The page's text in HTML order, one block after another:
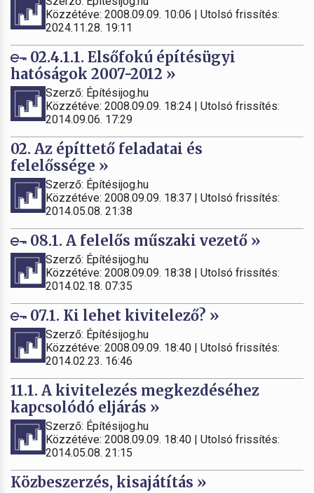
Közzétéve: 2008.09.09. 10:06 | Utolsó frissítés:
2024.11.28. 19:11
02.4.1.1. Elsőfokú építésügyi
hatóságok 2007-2012 »
Szerző: Építésijog.hu
Közzétéve: 2008.09.09. 18:24 | Utolsó frissítés:
2014.09.06. 17:29
02. Az építtető feladatai és
felelőssége »
Szerző: Építésijog.hu
Közzétéve: 2008.09.09. 18:37 | Utolsó frissítés:
2014.05.08. 21:38
08.1. A felelős műszaki vezető »
Szerző: Építésijog.hu
Közzétéve: 2008.09.09. 18:38 | Utolsó frissítés:
2014.02.18. 07:35
07.1. Ki lehet kivitelező? »
Szerző: Építésijog.hu
Közzétéve: 2008.09.09. 18:40 | Utolsó frissítés:
2014.02.23. 16:46
11.1. A kivitelezés megkezdéséhez
kapcsolódó eljárás »
Szerző: Építésijog.hu
Közzétéve: 2008.09.09. 18:40 | Utolsó frissítés:
2014.05.08. 21:15
Közbeszerzés, kisajátítás »